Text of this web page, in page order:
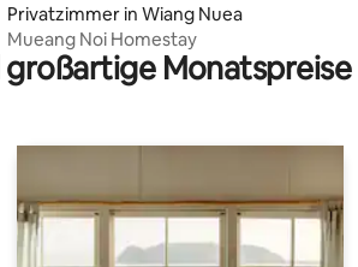
Privatzimmer in Wiang Nuea
Mueang Noi Homestay
Monatspreise